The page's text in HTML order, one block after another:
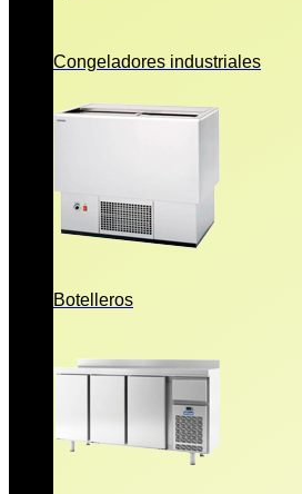
Congeladores industriales
Botelleros